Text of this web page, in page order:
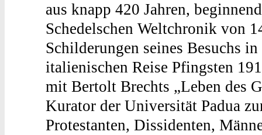
aus knapp 420 Jahren,
Schedelschen Weltchronik von
Schilderungen seines Besuchs
italienischen Reise Pfingsten
mit Bertolt Brechts „Leben des
Kurator der Universität Padua
Protestanten, Dissidenten,